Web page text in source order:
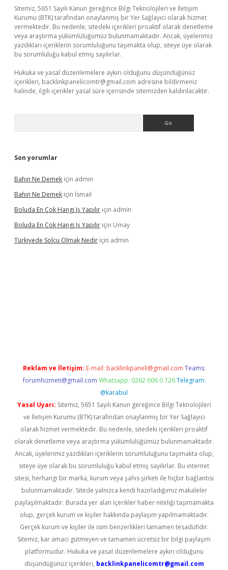
Sitemiz, 5651 Sayılı Kanun gereğince Bilgi Teknolojileri ve İletişim
Kurumu (BTK) tarafından onaylanmış bir Yer Sağlayıcı olarak hizmet
vermektedir. Bu nedenle, sitedeki içerikleri proaktif olarak denetleme
veya araştırma yükümlülüğümüz bulunmamaktadır. Ancak, üyelerimiz
yazdıkları içeriklerin sorumluluğunu taşımakta olup, siteye üye olarak
bu sorumluluğu kabul etmiş sayılırlar.
Hukuka ve yasal düzenlemelere aykırı olduğunu düşündüğünüz
içerikleri, backlinkpanelicomtr@gmail.com adresine bildirmeniz
halinde, ilgili içerikler yasal süre içerisinde sitemizden kaldırılacaktır.
Son yorumlar
Bahın Ne Demek için admin
Bahın Ne Demek için İsmail
Boluda En Çok Hangi Iş Yapılır için admin
Boluda En Çok Hangi Iş Yapılır için Umay
Türkiyede Solcu Olmak Nedir için admin
Reklam ve İletişim: E-mail: backlinkpaneli@gmail.com Teams:
forumhizmeti@gmail.com Whatsapp: 0262 606 0 726 Telegram:
@karabul
Yasal Uyarı: Sitemiz, 5651 Sayılı Kanun gereğince Bilgi Teknolojileri
ve İletişim Kurumu (BTK) tarafından onaylanmış bir Yer Sağlayıcı
olarak hizmet vermektedir. Bu nedenle, sitedeki içerikleri proaktif
olarak denetleme veya araştırma yükümlülüğümüz bulunmamaktadır.
Ancak, üyelerimiz yazdıkları içeriklerin sorumluluğunu taşımakta olup,
siteye üye olarak bu sorumluluğu kabul etmiş sayılırlar. Bu internet
sitesi, herhangi bir marka, kurum veya şahıs şirketi ile hiçbir bağlantısı
bulunmamaktadır. Sitede yalnızca kendi hazırladığımız makaleler
paylaşılmaktadır. Burada yer alan içerikler haber niteliği taşımamakta
olup, gerçek kurum ve kişiler hakkında paylaşım yapılmamaktadır.
Gerçek kurum ve kişiler ile isim benzerlikleri tamamen tesadüfidir.
Sitemiz, kar amacı gütmeyen ve tamamen ücretsiz bir bilgi paylaşım
platformudur. Hukuka ve yasal düzenlemelere aykırı olduğunu
düşündüğünüz içerikleri, backlinkpanelicomtr@gmail.com